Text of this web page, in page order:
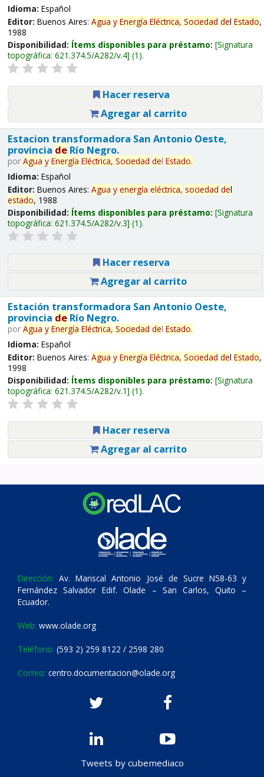
Idioma: Español
Editor: Buenos Aires: Agua y Energía Eléctrica, Sociedad del Estado,
1988
Disponibilidad: Ítems disponibles para préstamo: Signatura
topográfica: 621.374.5/A282/v.4 (1).
Hacer reserva
Agregar al carrito
Estacion transformadora San Antonio Oeste,
provincia deRío Negro.
por Agua y Energía Eléctrica, Sociedad del Estado.
Idioma: Español
Editor: Buenos Aires: Agua y energía eléctrica, sociedad del
estado, 1988
Disponibilidad: Ítems disponibles para préstamo: Signatura
topográfica: 621.374.5/A282/v.3 (1).
Hacer reserva
Agregar al carrito
Estación transformadora San Antonio Oeste,
provincia deRío Negro.
por Agua y Energía Eléctrica, Sociedad del Estado.
Idioma: Español
Editor: Buenos Aires: Agua y Energía Eléctrica, Sociedad del Estado,
1998
Disponibilidad: Ítems disponibles para préstamo: Signatura
topográfica: 621.374.5/A282/v.1 (1).
Hacer reserva
Agregar al carrito
Dirección: Av. Mariscal Antonio José de Sucre N58-63 y
Fernández Salvador Edif. Olade – San Carlos, Quito –
Ecuador.
Web: www.olade.org
Teléfono: (593 2) 259 8122 / 2598 280
Correo: centro.documentacion@olade.org
Tweets by cubemediaco